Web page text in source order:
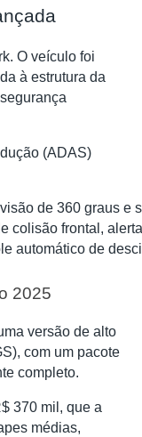
O veículo foi
à estrutura da
(ADAS)
de 360 graus e
colisão frontal,
automático de
2025
versão de alto
com um pacote
completo.
370 mil, que a
médias,